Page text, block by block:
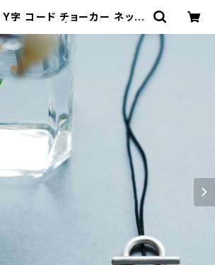
字 コード チョーカー ネック
jewelry) レディース
アクセサリー ネックレス ピア
ス 指輪 ギフト